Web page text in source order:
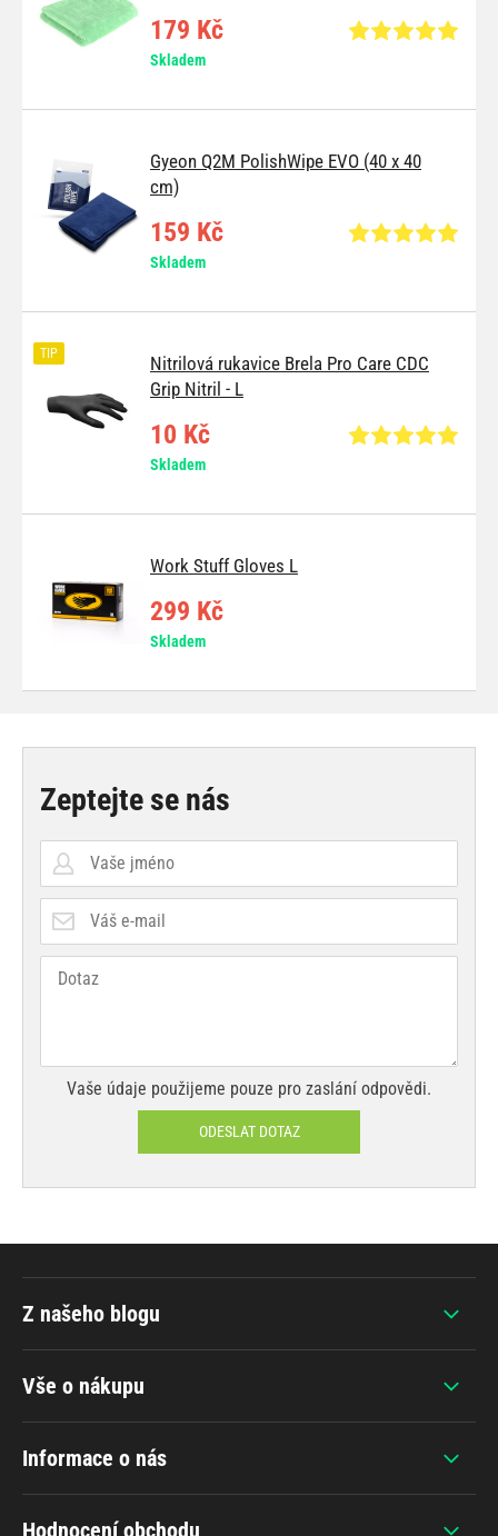
179 Kč
Skladem
Gyeon Q2M PolishWipe EVO (40 x 40
cm)
159 Kč
Skladem
Nitrilová rukavice Brela Pro Care CDC
Grip Nitril - L
TIP
10 Kč
Skladem
Work Stuff Gloves L
299 Kč
Skladem
Zeptejte se nás
Vaše údaje použijeme pouze pro zaslání odpovědi.
ODESLAT DOTAZ
Vše o nákupu
Informace o nás
Hodnocení obchodu
Z našeho blogu